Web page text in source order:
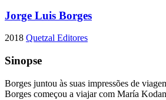
Jorge Luis Borges
2018 Quetzal Editores
Sinopse
Borges juntou às suas impressões de
Borges começou a viajar com María